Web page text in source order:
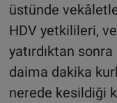
üstünde
HDV yetkilileri,
yatırdıktan
daima dakika
nerede kesildiği